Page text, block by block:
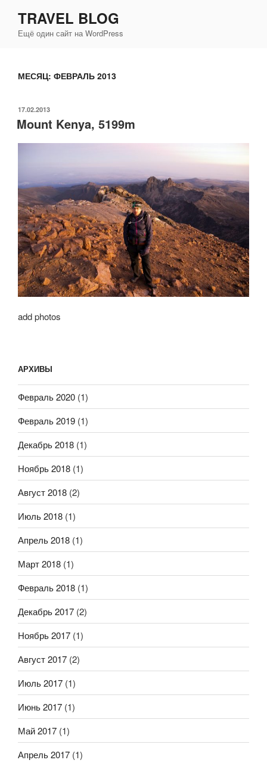
содержимому
TRAVEL BLOG
Ещё один сайт на WordPress
МЕСЯЦ: ФЕВРАЛЬ 2013
ОПУБЛИКОВАНО
17.02.2013
Mount Kenya, 5199m
add photos
АРХИВЫ
Февраль 2020 (1)
Февраль 2019 (1)
Декабрь 2018 (1)
Ноябрь 2018 (1)
Август 2018 (2)
Июль 2018 (1)
Апрель 2018 (1)
Март 2018 (1)
Февраль 2018 (1)
Декабрь 2017 (2)
Ноябрь 2017 (1)
Август 2017 (2)
Июль 2017 (1)
Июнь 2017 (1)
Май 2017 (1)
Апрель 2017 (1)